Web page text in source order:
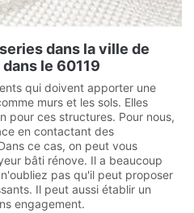
dans la ville de
le 60119
qui doivent apporter une
murs et les sols. Elles
pour ces structures. Pour nous,
en contactant des
ce cas, on peut vous
bâti rénove. Il a beaucoup
pas qu'il peut proposer
Il peut aussi établir un
engagement.